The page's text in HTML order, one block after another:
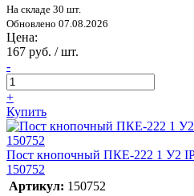
На складе 30 шт.
Обновлено 07.08.2026
Цена:
167 руб. / шт.
-
+
Купить
Пост кнопочный ПКЕ-222 1 У2
150752
Артикул: 150752